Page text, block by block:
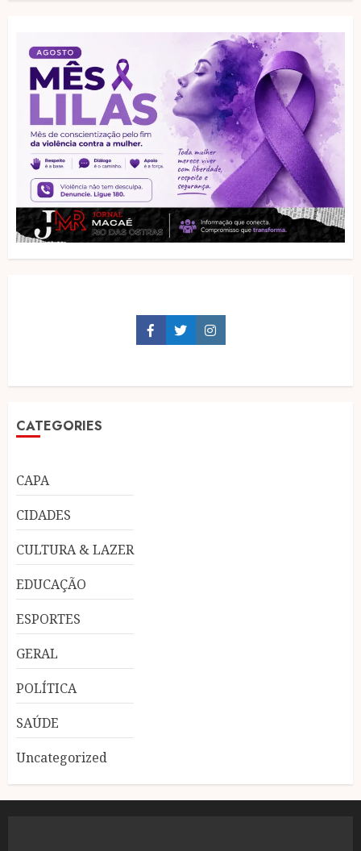
FacebookTwitterInstagram
CATEGORIES
CAPA
CIDADES
CULTURA & LAZER
EDUCAÇÃO
ESPORTES
GERAL
POLÍTICA
SAÚDE
Uncategorized